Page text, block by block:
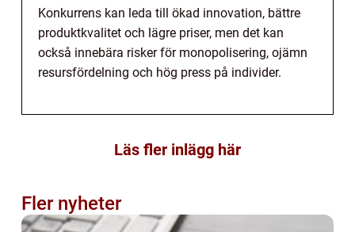
Konkurrens kan leda till ökad innovation, bättre
produktkvalitet och lägre priser, men det kan
också innebära risker för monopolisering, ojämn
resursfördelning och hög press på individer.
Läs fler inlägg här
Fler nyheter